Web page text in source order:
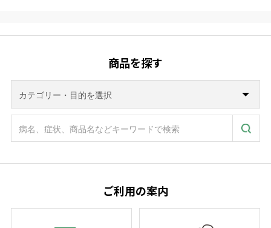
商品を探す
ご利用の案内